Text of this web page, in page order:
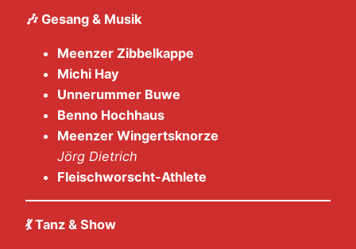
🎶 Gesang & Musik
Meenzer Zibbelkappe
Michi Hay
Unnerummer Buwe
Benno Hochhaus
Meenzer Wingertsknorze
Jörg Dietrich
Fleischworscht-Athlete
💃Tanz & Show